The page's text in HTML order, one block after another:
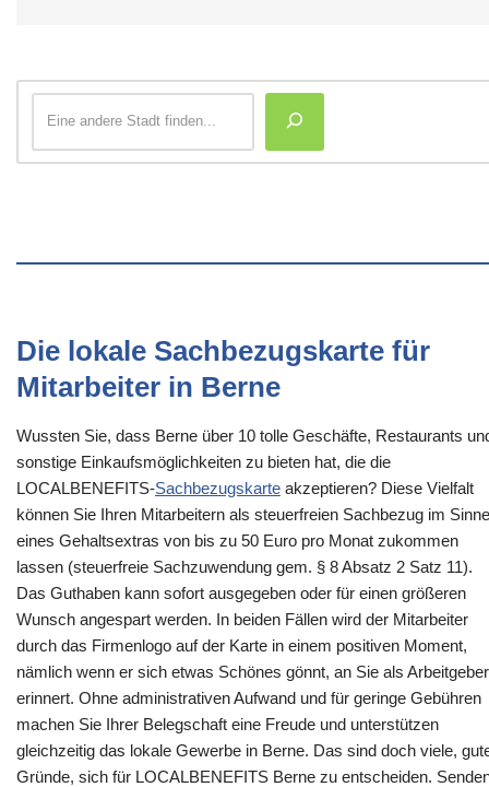
Die lokale Sachbezugskarte für
Mitarbeiter in Berne
Wussten Sie, dass Berne über 10 tolle Geschäfte, Restaurants
sonstige Einkaufsmöglichkeiten zu bieten hat, die die
LOCALBENEFITS-Sachbezugskarte akzeptieren? Diese Vielfalt
können Sie Ihren Mitarbeitern als steuerfreien Sachbezug im Sinne
eines Gehaltsextras von bis zu 50 Euro pro Monat zukommen
lassen (steuerfreie Sachzuwendung gem. § 8 Absatz 2 Satz 11).
Das Guthaben kann sofort ausgegeben oder für einen größeren
Wunsch angespart werden. In beiden Fällen wird der Mitarbeiter
durch das Firmenlogo auf der Karte in einem positiven Moment,
nämlich wenn er sich etwas Schönes gönnt, an Sie als Arbeitgeber
erinnert. Ohne administrativen Aufwand und für geringe Gebühren
machen Sie Ihrer Belegschaft eine Freude und unterstützen
gleichzeitig das lokale Gewerbe in Berne. Das sind doch viele,
Gründe, sich für LOCALBENEFITS Berne zu entscheiden.